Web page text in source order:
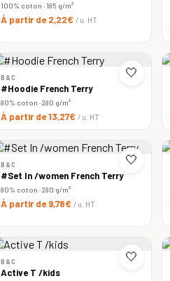
100% coton · 185 g/m²
À partir de 2,22€ / u. HT
🤍
B&C
#Hoodie French Terry
80% coton · 280 g/m²
À partir de 13,27€ / u. HT
🤍
B&C
#Set In /women French Terry
80% coton · 280 g/m²
À partir de 9,78€ / u. HT
🤍
B&C
Active T /kids